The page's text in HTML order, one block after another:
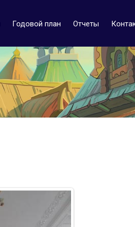
Годовой план Отчеты